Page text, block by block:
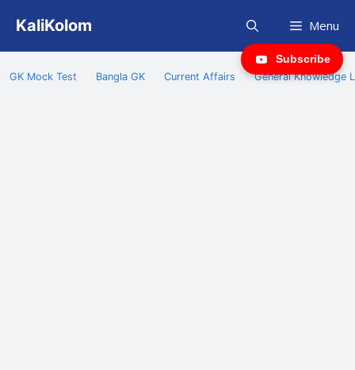
content
KaliKolom Menu
GK Mock Test Bangla GK Current Affairs General Knowledge
Subscribe